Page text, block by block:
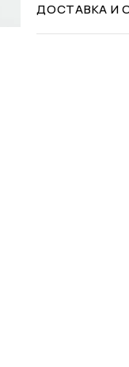
ДОСТАВКА И